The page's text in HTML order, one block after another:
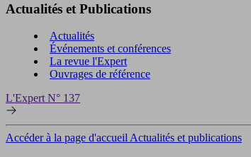
Actualités et Publications
Actualités
Événements et conférences
La revue l'Expert
Ouvrages de référence
L'Expert N° 137
Accéder à la page d'accueil Actualités et publications